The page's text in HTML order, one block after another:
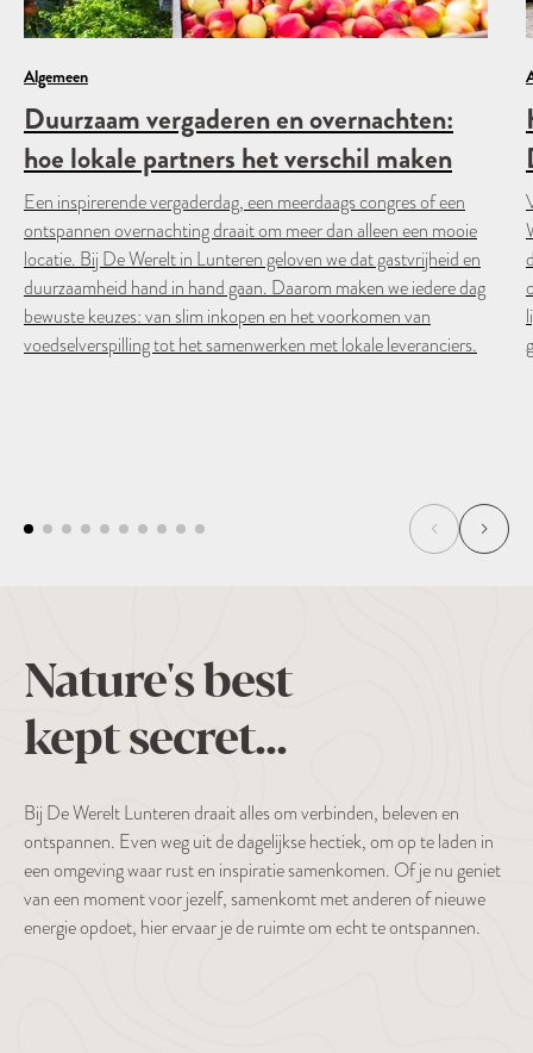
Algemeen
Duurzaam vergaderen en overnachten:
hoe lokale partners het verschil maken
Een inspirerende vergaderdag, een meerdaags congres of een
ontspannen overnachting draait om meer dan alleen een mooie
locatie. Bij De Werelt in Lunteren geloven we dat gastvrijheid en
duurzaamheid hand in hand gaan. Daarom maken we iedere dag
bewuste keuzes: van slim inkopen en het voorkomen van
voedselverspilling tot het samenwerken met lokale leveranciers.
Nature's best
kept secret...
Bij De Werelt Lunteren draait alles om verbinden, beleven en
ontspannen. Even weg uit de dagelijkse hectiek, om op te laden in
een omgeving waar rust en inspiratie samenkomen. Of je nu geniet
van een moment voor jezelf, samenkomt met anderen of nieuwe
energie opdoet, hier ervaar je de ruimte om echt te ontspannen.